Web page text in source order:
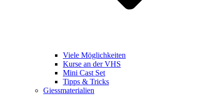
Viele Möglichkeiten
Kurse an der VHS
Mini Cast Set
Tipps & Tricks
Giessmaterialien